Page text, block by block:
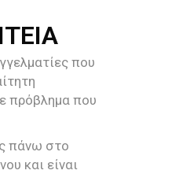
που
πρόβλημα που
πάνω στο
και είναι